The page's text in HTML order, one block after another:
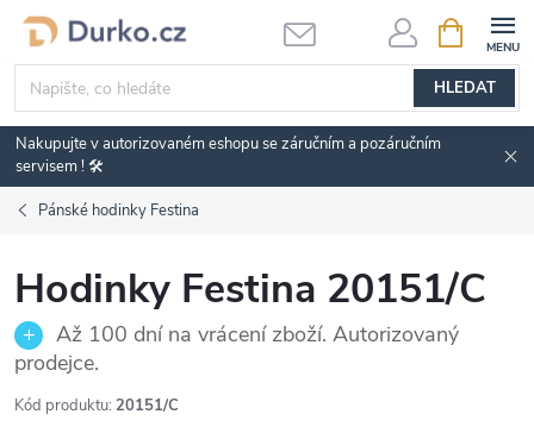
Přejít
obsah
HLEDAT
NÁKUPNÍ
KOŠÍK
Nakupujte v autorizovaném eshopu se záručním a pozáručním
servisem ! 🛠️
Pánské hodinky Festina
Hodinky Festina 20151/C
Až 100 dní na vrácení zboží. Autorizovaný
prodejce.
Kód produktu: 20151/C